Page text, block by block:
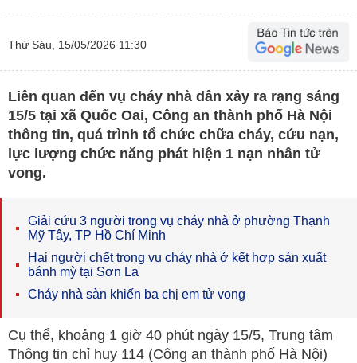
Thứ Sáu, 15/05/2026 11:30
Liên quan đến vụ cháy nhà dân xảy ra rạng sáng
15/5 tại xã Quốc Oai, Công an thành phố Hà Nội
thông tin, quá trình tổ chức chữa cháy, cứu nạn,
lực lượng chức năng phát hiện 1 nạn nhân tử
vong.
Giải cứu 3 người trong vụ cháy nhà ở phường Thạnh
Mỹ Tây, TP Hồ Chí Minh
Hai người chết trong vụ cháy nhà ở kết hợp sản xuất
bánh mỳ tại Sơn La
Cháy nhà sàn khiến ba chị em tử vong
Cụ thể, khoảng 1 giờ 40 phút ngày 15/5, Trung tâm
Thông tin chỉ huy 114 (Công an thành phố Hà Nội)